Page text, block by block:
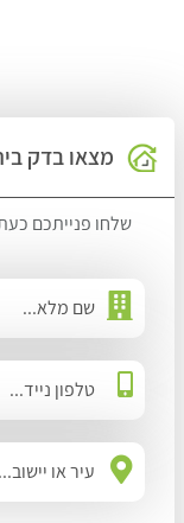
מצאו בדק
שלחו פנייתכם